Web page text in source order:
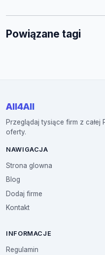
Powiązane tagi
All4All
Przeglądaj tysiące firm z
oferty.
NAWIGACJA
Strona glowna
Blog
Dodaj firme
Kontakt
INFORMACJE
Regulamin